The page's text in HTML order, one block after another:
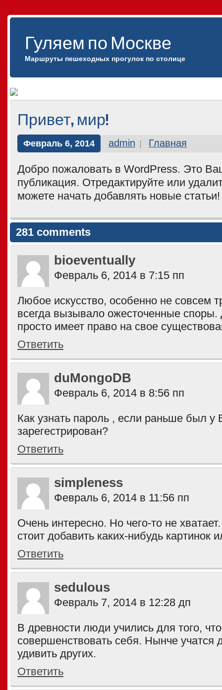
Гуляем по Москве
Маршруты пешеходных прогулок по столице
Привет, мир!
Февраль 6, 2014 admin Главная
Добро пожаловать в WordPress. Это
публикация. Отредактируйте или
можете начать добавлять новые статьи!
281 comments
bioeventually
Февраль 6, 2014 в 7:15 пп
Любое искусство, особенно не совсем
всегда вызывало ожесточенные
просто имеет право на свое
Ответить
duMongoDB
Февраль 6, 2014 в 8:56 пп
Как узнать пароль , если раньше был у
зарегестрирован?
Ответить
simpleness
Февраль 6, 2014 в 11:56 пп
Очень интересно. Но чего-то не
стоит добавить каких-нибудь картинок
Ответить
sedulous
Февраль 7, 2014 в 12:28 дп
В древности люди учились для того,
совершенствовать себя. Нынче учатся
удивить других.
Ответить